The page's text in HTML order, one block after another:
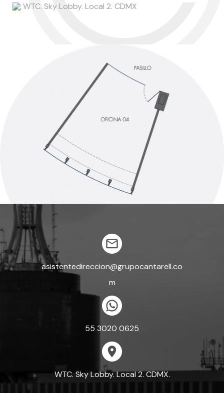
WTC. Sky Lobby. Local 2. CDMX
asistentedireccion@grupocantarell.co
m
55 3020 0625
WTC. Sky Lobby. Local 2. CDMX.